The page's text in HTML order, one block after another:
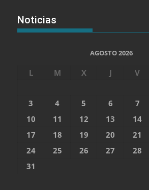
Noticias
AGOSTO 2026
L M X J V
3
4 5 6 7
10
11 12 13 14
17
18 19 20 21
24
25 26 27 28
31